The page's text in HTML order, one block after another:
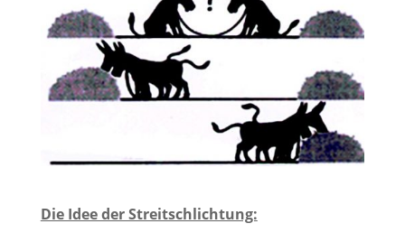
Die Idee der Streitschlichtung: